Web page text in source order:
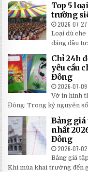
Top 5
trường
2026-07-27
Loại dù
đáng đầu
Chỉ 24h
yêu cầu
Đông
2026-07-09
Vở in hình
Đông: Trong kỷ nguyên
Bảng giá
nhất
Đông
2026-07-02
Bảng giá
Khi mùa khai trường đến